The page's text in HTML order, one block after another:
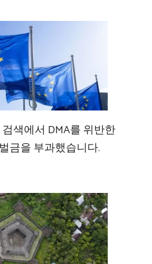
색에서 DMA를 위반한
금을 부과했습니다.